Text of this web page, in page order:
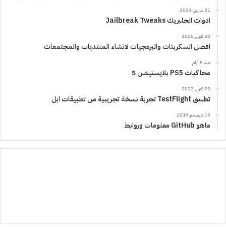
31 مارس 2024
ادوات الجلبريك Jailbreak Tweaks
20 فبراير 2020
افضل السكربتات والبرمجيات لانشاء المنتديات والمجتمعات
منذ 5 أيام
محاكيات PS5 بلايستيشن 5
22 فبراير 2022
تطبيق TestFlight تجربة نسخة تجريبية من تطبيقات ابل
19 ديسمبر 2019
ماهو GitHub معلومات وروابط